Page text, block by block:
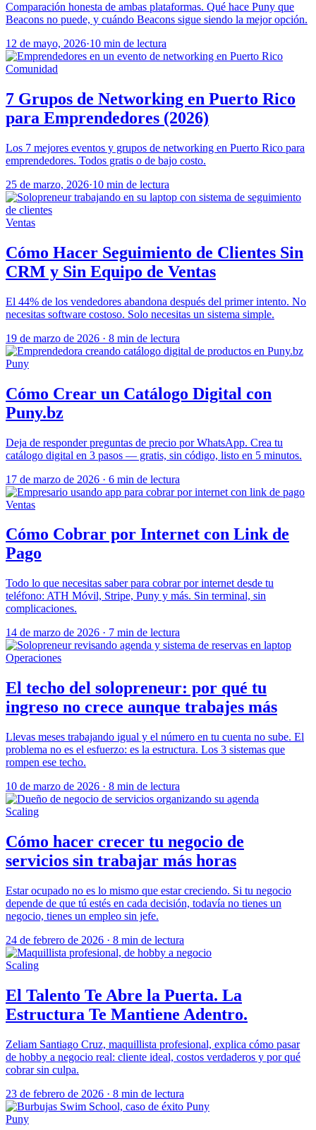
Comparación honesta de ambas plataformas. Qué hace Puny que
Beacons no puede, y cuándo Beacons sigue siendo la mejor opción.
12 de mayo, 2026·10 min de lectura
Comunidad
7 Grupos de Networking en Puerto Rico
para Emprendedores (2026)
Los 7 mejores eventos y grupos de networking en Puerto Rico para
emprendedores. Todos gratis o de bajo costo.
25 de marzo, 2026·10 min de lectura
Ventas
Cómo Hacer Seguimiento de Clientes Sin
CRM y Sin Equipo de Ventas
El 44% de los vendedores abandona después del primer intento. No
necesitas software costoso. Solo necesitas un sistema simple.
19 de marzo de 2026 · 8 min de lectura
Puny
Cómo Crear un Catálogo Digital con
Puny.bz
Deja de responder preguntas de precio por WhatsApp. Crea tu
catálogo digital en 3 pasos — gratis, sin código, listo en 5 minutos.
17 de marzo de 2026 · 6 min de lectura
Ventas
Cómo Cobrar por Internet con Link de
Pago
Todo lo que necesitas saber para cobrar por internet desde tu
teléfono: ATH Móvil, Stripe, Puny y más. Sin terminal, sin
complicaciones.
14 de marzo de 2026 · 7 min de lectura
Operaciones
El techo del solopreneur: por qué tu
ingreso no crece aunque trabajes más
Llevas meses trabajando igual y el número en tu cuenta no sube. El
problema no es el esfuerzo: es la estructura. Los 3 sistemas que
rompen ese techo.
10 de marzo de 2026 · 8 min de lectura
Scaling
Cómo hacer crecer tu negocio de
servicios sin trabajar más horas
Estar ocupado no es lo mismo que estar creciendo. Si tu negocio
depende de que tú estés en cada decisión, todavía no tienes un
negocio, tienes un empleo sin jefe.
24 de febrero de 2026 · 8 min de lectura
Scaling
El Talento Te Abre la Puerta. La
Estructura Te Mantiene Adentro.
Zeliam Santiago Cruz, maquillista profesional, explica cómo pasar
de hobby a negocio real: cliente ideal, costos verdaderos y por qué
cobrar sin culpa.
23 de febrero de 2026 · 8 min de lectura
Puny